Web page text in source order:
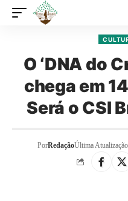
O ‘DNA do
chega em
Será o CSI
PorRedaçãoÚltima